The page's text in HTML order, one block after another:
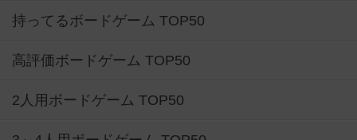
持ってるボードゲーム TOP50
高評価ボードゲーム TOP50
2人用ボードゲーム TOP50